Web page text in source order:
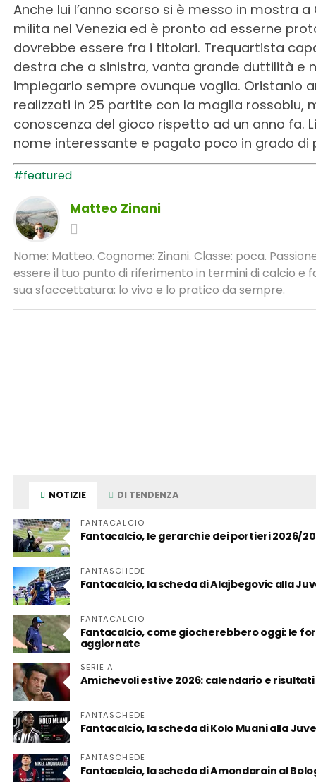
Anche lui l’anno scorso si è messo in mostra
milita nel Venezia ed è pronto ad esserne
dovrebbe essere fra i titolari. Trequartista
destra che a sinistra, vanta grande duttilità e
impiegarlo sempre ovunque voglia. Oristanio
realizzati in 25 partite con la maglia rossoblu,
conoscenza del gioco rispetto ad un anno fa.
nome interessante e pagato poco in grado di
#featured
Matteo Zinani
Nome: Matteo. Cognome: Zinani. Classe: poca.
essere il tuo punto di riferimento in termini di calcio e
sua sfaccettatura: lo vivo e lo pratico da sempre.
NOTIZIE DI TENDENZA
FANTACALCIO
Fantacalcio, le gerarchie dei portieri 2026/
FANTASCHEDE
Fantacalcio, la scheda di Alajbegovic alla
FANTACALCIO
Fantacalcio, come giocherebbero oggi: le
aggiornate
SERIE A
Amichevoli estive 2026: calendario e risultati
FANTASCHEDE
Fantacalcio, la scheda di Kolo Muani alla
FANTASCHEDE
Fantacalcio, la scheda di Amondarain al